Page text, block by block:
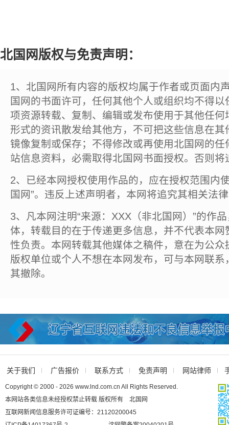
北国网版权与免责声明：
1、北国网所有内容的版权均属于作者或页面内
国网的书面许可，任何其他个人或组织均不得
项资源转载、复制、编辑或发布使用于其他任
形式的资讯散发给其他方，不可把这些信息在
镜像复制或保存；不得修改或再使用北国网的
站信息资料，必需取得北国网书面授权。否则将
2、已经本网授权使用作品的，应在授权范围内
国网”。违反上述声明者，本网将追究其相关法
3、凡本网注明“来源：XXX（非北国网）”的作
体，转载目的在于传递更多信息，并不代表本
性负责。本网转载其他媒体之稿件，意在为公
版权单位或个人不想在本网发布，可与本网联
其撤除。
关于我们 广告报价 联系方式 免责声明 网站律师
Copyright © 2000 - 2026 www.lnd.com.cn All Rights Reserved.
本网站各类信息未经授权禁止转载 版权所有 北国网
互联网新闻信息服务许可证编号：21120200045